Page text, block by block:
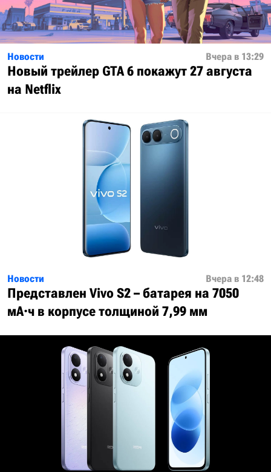
Новости Вчера в 13:29
Новый трейлер GTA 6 покажут 27 августа
на Netflix
Новости Вчера в 12:48
Представлен Vivo S2 – батарея на 7050
мА·ч в корпусе толщиной 7,99 мм